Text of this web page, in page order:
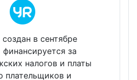
в сентябре
за
налогов и платы
плательщиков и